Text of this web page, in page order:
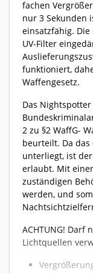
fachen
nur 3 Sekunden
einsatzfähig.
UV-Filter
funktioniert,
Waffengesetz.
Das
2 zu §2 WaffG-
beurteilt. Da das
unterliegt, ist
erlaubt. Mit
zuständigen
werden, und
ACHTUNG! Darf
Lichtquellen